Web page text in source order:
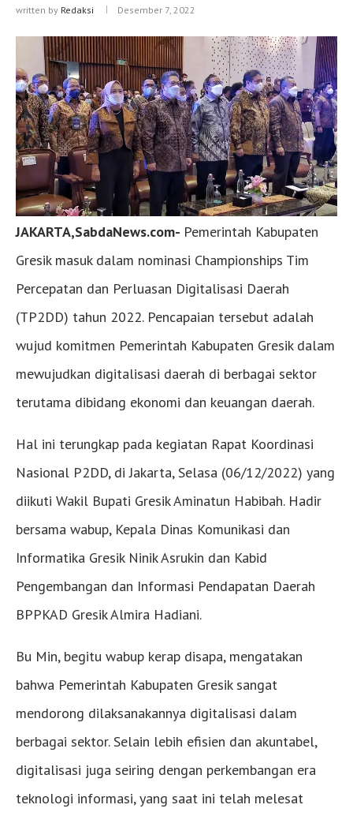
written by Redaksi Desember 7, 2022
JAKARTA,SabdaNews.com- Pemerintah Kabupaten
Gresik masuk dalam nominasi Championships Tim
Percepatan dan Perluasan Digitalisasi Daerah
(TP2DD) tahun 2022. Pencapaian tersebut adalah
wujud komitmen Pemerintah Kabupaten Gresik dalam
mewujudkan digitalisasi daerah di berbagai sektor
terutama dibidang ekonomi dan keuangan daerah.
Hal ini terungkap pada kegiatan Rapat Koordinasi
Nasional P2DD, di Jakarta, Selasa (06/12/2022) yang
diikuti Wakil Bupati Gresik Aminatun Habibah. Hadir
bersama wabup, Kepala Dinas Komunikasi dan
Informatika Gresik Ninik Asrukin dan Kabid
Pengembangan dan Informasi Pendapatan Daerah
BPPKAD Gresik Almira Hadiani.
Bu Min, begitu wabup kerap disapa, mengatakan
bahwa Pemerintah Kabupaten Gresik sangat
mendorong dilaksanakannya digitalisasi dalam
berbagai sektor. Selain lebih efisien dan akuntabel,
digitalisasi juga seiring dengan perkembangan era
teknologi informasi, yang saat ini telah melesat